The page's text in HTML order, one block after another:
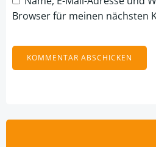
Browser für meinen nächsten